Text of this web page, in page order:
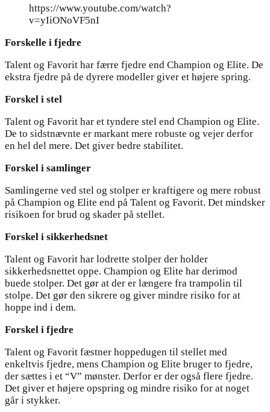
https://www.youtube.com/watch?
v=yIiONoVF5nI
Forskelle i fjedre
Talent og Favorit har færre fjedre end Champion og Elite. De
ekstra fjedre på de dyrere modeller giver et højere spring.
Forskel i stel
Talent og Favorit har et tyndere stel end Champion og Elite.
De to sidstnævnte er markant mere robuste og vejer derfor
en hel del mere. Det giver bedre stabilitet.
Forskel i samlinger
Samlingerne ved stel og stolper er kraftigere og mere robust
på Champion og Elite end på Talent og Favorit. Det mindsker
risikoen for brud og skader på stellet.
Forskel i sikkerhedsnet
Talent og Favorit har lodrette stolper der holder
sikkerhedsnettet oppe. Champion og Elite har derimod
buede stolper. Det gør at der er længere fra trampolin til
stolpe. Det gør den sikrere og giver mindre risiko for at
hoppe ind i dem.
Forskel i fjedre
Talent og Favorit fæstner hoppedugen til stellet med
enkeltvis fjedre, mens Champion og Elite bruger to fjedre,
der sættes i et “V” mønster. Derfor er der også flere fjedre.
Det giver et højere opspring og mindre risiko for at noget
går i stykker.